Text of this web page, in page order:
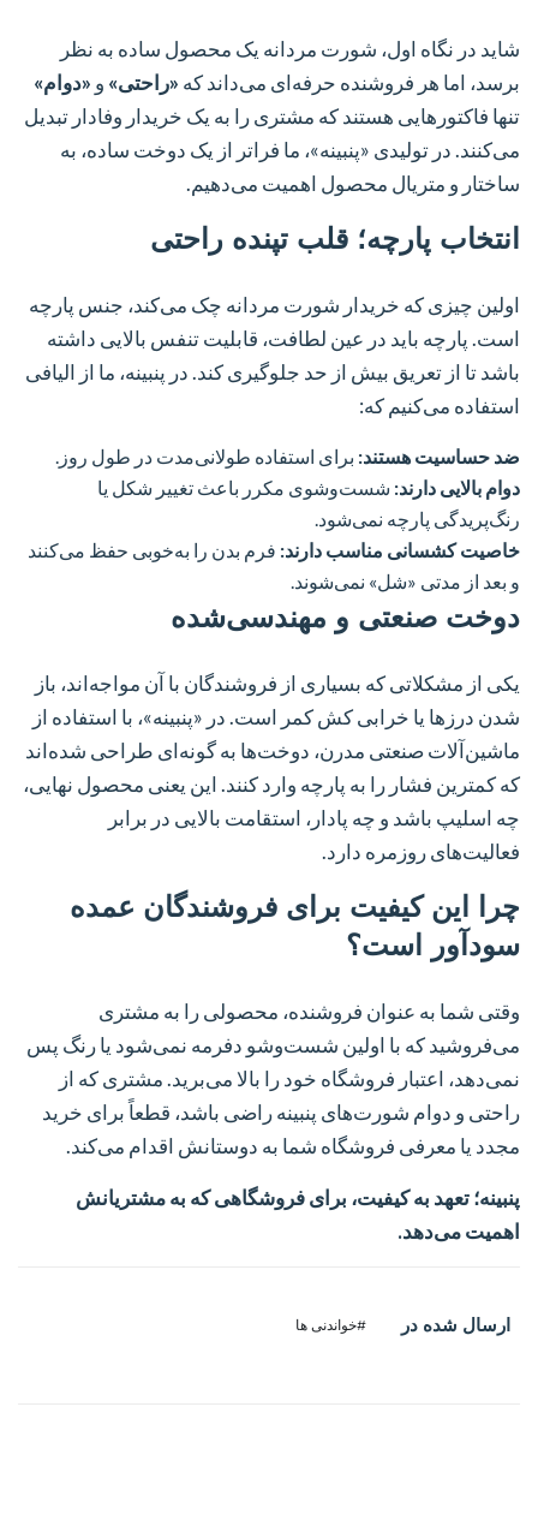
شاید در نگاه اول، شورت مردانه یک محصول ساده به نظر
برسد، اما هر فروشنده حرفه‌ای می‌داند که «راحتی» و «دوام»
تنها فاکتورهایی هستند که مشتری را به یک خریدار وفادار تبدیل
می‌کنند. در تولیدی «پنبینه»، ما فراتر از یک دوخت ساده، به
ساختار و متریال محصول اهمیت می‌دهیم.
انتخاب پارچه؛ قلب تپنده راحتی
اولین چیزی که خریدار شورت مردانه چک می‌کند، جنس پارچه
است. پارچه باید در عین لطافت، قابلیت تنفس بالایی داشته
باشد تا از تعریق بیش از حد جلوگیری کند. در پنبینه، ما از الیافی
استفاده می‌کنیم که:
ضد حساسیت هستند: برای استفاده طولانی‌مدت در طول روز.
دوام بالایی دارند: شست‌وشوی مکرر باعث تغییر شکل یا
رنگ‌پریدگی پارچه نمی‌شود.
خاصیت کشسانی مناسب دارند: فرم بدن را به‌خوبی حفظ می‌کنند
و بعد از مدتی «شل» نمی‌شوند.
دوخت صنعتی و مهندسی‌شده
یکی از مشکلاتی که بسیاری از فروشندگان با آن مواجه‌اند، باز
شدن درزها یا خرابی کش کمر است. در «پنبینه»، با استفاده از
ماشین‌آلات صنعتی مدرن، دوخت‌ها به گونه‌ای طراحی شده‌اند
که کمترین فشار را به پارچه وارد کنند. این یعنی محصول نهایی،
چه اسلیپ باشد و چه پادار، استقامت بالایی در برابر
فعالیت‌های روزمره دارد.
چرا این کیفیت برای فروشندگان عمده
سودآور است؟
وقتی شما به عنوان فروشنده، محصولی را به مشتری
می‌فروشید که با اولین شست‌وشو دفرمه نمی‌شود یا رنگ پس
نمی‌دهد، اعتبار فروشگاه خود را بالا می‌برید. مشتری که از
راحتی و دوام شورت‌های پنبینه راضی باشد، قطعاً برای خرید
مجدد یا معرفی فروشگاه شما به دوستانش اقدام می‌کند.
پنبینه؛ تعهد به کیفیت، برای فروشگاهی که به مشتریانش
اهمیت می‌دهد.
ارسال شده در #خواندنی ها